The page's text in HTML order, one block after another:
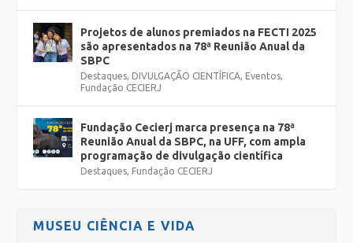
Projetos de alunos premiados na FECTI 2025
são apresentados na 78ª Reunião Anual da
SBPC
Destaques, DIVULGAÇÃO CIENTÍFICA, Eventos,
Fundação CECIERJ
Fundação Cecierj marca presença na 78ª
Reunião Anual da SBPC, na UFF, com ampla
programação de divulgação científica
Destaques, Fundação CECIERJ
MUSEU CIÊNCIA E VIDA